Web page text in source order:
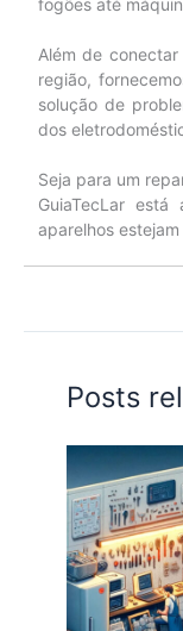
Além de
região,
solução de
dos
Seja para um
GuiaTecLar
aparelhos
Posts